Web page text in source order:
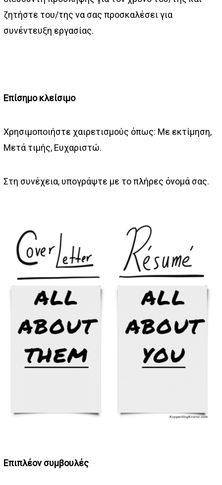
ζητήστε του/της να σας προσκαλέσει για
συνέντευξη εργασίας.
Επίσημο κλείσιμο
Χρησιμοποιήστε χαιρετισμούς όπως: Με εκτίμηση,
Μετά τιμής, Ευχαριστώ.
Στη συνέχεια, υπογράψτε με το πλήρες όνομά σας.
Επιπλέον συμβουλές